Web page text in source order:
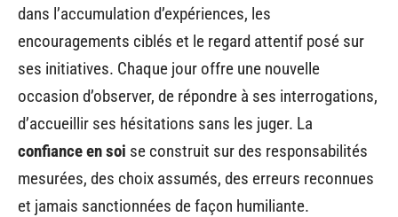
dans l’accumulation d’expériences, les
encouragements ciblés et le regard attentif posé sur
ses initiatives. Chaque jour offre une nouvelle
occasion d’observer, de répondre à ses interrogations,
d’accueillir ses hésitations sans les juger. La
confiance en soi se construit sur des responsabilités
mesurées, des choix assumés, des erreurs reconnues
et jamais sanctionnées de façon humiliante.